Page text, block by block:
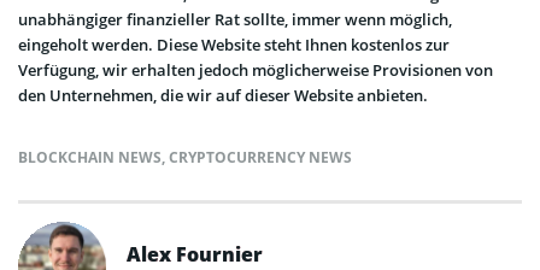
unabhängiger finanzieller Rat sollte, immer wenn möglich,
eingeholt werden. Diese Website steht Ihnen kostenlos zur
Verfügung, wir erhalten jedoch möglicherweise Provisionen von
den Unternehmen, die wir auf dieser Website anbieten.
BLOCKCHAIN NEWS,CRYPTOCURRENCY NEWS
Alex Fournier